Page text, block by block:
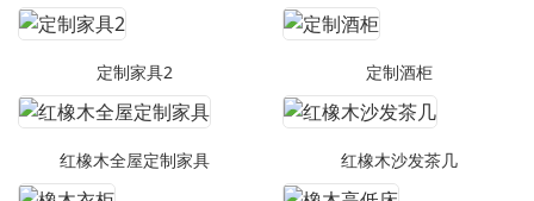
定制家具2 定制酒柜
红橡木全屋定制家具 红橡木沙发茶几